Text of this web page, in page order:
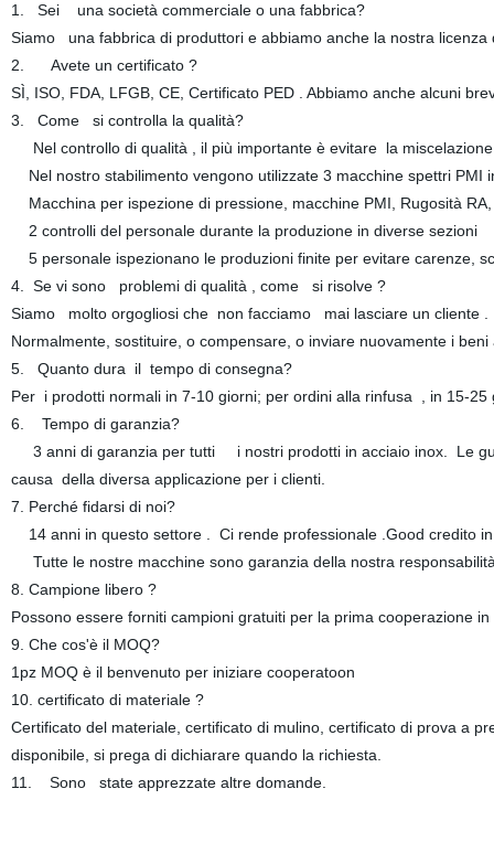
1. Sei una società commerciale o una fabbrica?
Siamo una fabbrica di produttori e abbiamo anche la nostra licenza
2. Avete un certificato ?
SÌ, ISO, FDA, LFGB, CE, Certificato PED . Abbiamo anche alcuni
3. Come si controlla la qualità?
Nel controllo di qualità , il più importante è evitare la
Nel nostro stabilimento vengono utilizzate 3 macchine spettri
Macchina per ispezione di pressione, macchine PMI, Rugosità
2 controlli del personale durante la produzione in diverse sezioni
5 personale ispezionano le produzioni finite per evitare
4. Se vi sono problemi di qualità , come si risolve ?
Siamo molto orgogliosi che non facciamo mai lasciare un
Normalmente, sostituire, o compensare, o inviare nuovamente i
5. Quanto dura il tempo di consegna?
Per i prodotti normali in 7-10 giorni; per ordini alla rinfusa , in 15-
6. Tempo di garanzia?
3 anni di garanzia per tutti i nostri prodotti in acciaio inox. Le
causa della diversa applicazione per i clienti.
7. Perché fidarsi di noi?
14 anni in questo settore . Ci rende professionale .Good credito
Tutte le nostre macchine sono garanzia della nostra
8. Campione libero ?
Possono essere forniti campioni gratuiti per la prima cooperazione
9. Che cos'è il MOQ?
1pz MOQ è il benvenuto per iniziare cooperatoon
10. certificato di materiale ?
Certificato del materiale, certificato di mulino, certificato di prova a
disponibile, si prega di dichiarare quando la richiesta.
11. Sono state apprezzate altre domande.